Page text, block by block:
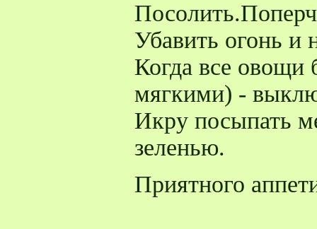
Убавить огонь
Когда все овощи
мягкими) -
Икру посыпать
зеленью.
Приятного